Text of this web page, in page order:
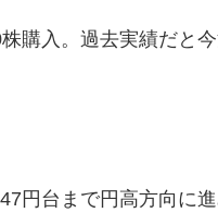
購入。過去実績だと
円台まで円高方向に